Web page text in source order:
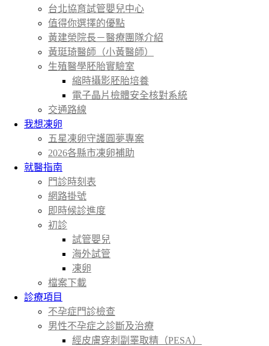
台北協育試管嬰兒中心
值得你選擇的優點
黃建榮院長－醫療團隊介紹
黃珽琦醫師（小黃醫師）
生殖醫學胚胎實驗室
縮時攝影胚胎培養
電子晶片檢體安全核對系統
交通路線
我想凍卵
五星凍卵守護圓夢專案
2026各縣市凍卵補助
就醫指南
門診時刻表
網路掛號
即時候診進度
初診
試管嬰兒
海外試管
凍卵
檔案下載
診療項目
不孕症門診檢查
男性不孕症之診斷及治療
經皮膚穿刺副睪取精（PESA）